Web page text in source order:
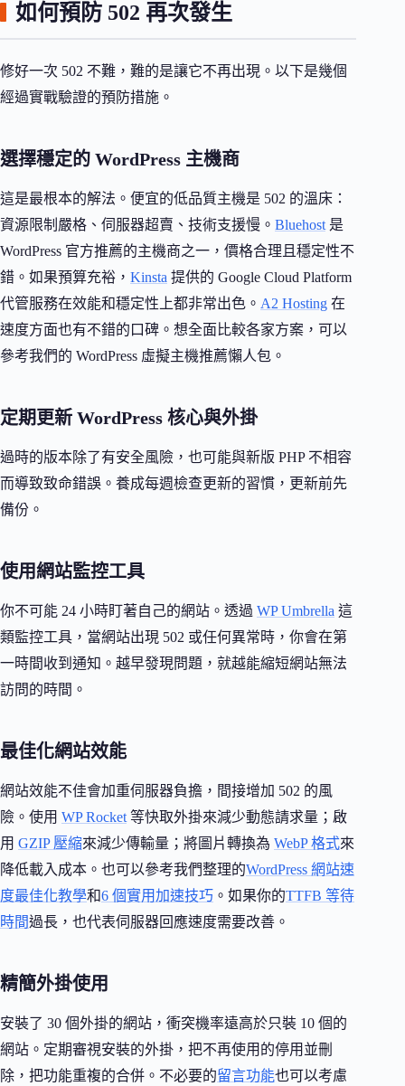
如何預防 502 再次發生
修好一次 502 不難，難的是讓它不再出現。以下是幾個
經過實戰驗證的預防措施。
選擇穩定的 WordPress 主機商
這是最根本的解法。便宜的低品質主機是 502 的溫床：
資源限制嚴格、伺服器超賣、技術支援慢。 Bluehost 是
WordPress 官方推薦的主機商之一，價格合理且穩定性不
錯。如果預算充裕， Kinsta 提供的 Google Cloud Platform
代管服務在效能和穩定性上都非常出色。 A2 Hosting 在
速度方面也有不錯的口碑。想全面比較各家方案，可以
參考我們的 WordPress 虛擬主機推薦懶人包。
定期更新 WordPress 核心與外掛
過時的版本除了有安全風險，也可能與新版 PHP 不相容
而導致致命錯誤。養成每週檢查更新的習慣，更新前先
備份。
使用網站監控工具
你不可能 24 小時盯著自己的網站。透過 WP Umbrella 這
類監控工具，當網站出現 502 或任何異常時，你會在第
一時間收到通知。越早發現問題，就越能縮短網站無法
訪問的時間。
最佳化網站效能
網站效能不佳會加重伺服器負擔，間接增加 502 的風
險。使用 WP Rocket 等快取外掛來減少動態請求量；啟
用 GZIP 壓縮來減少傳輸量；將圖片轉換為 WebP 格式來
降低載入成本。也可以參考我們整理的WordPress 網站速
度最佳化教學和6 個實用加速技巧 。如果你的TTFB 等待
時間過長，也代表伺服器回應速度需要改善。
精簡外掛使用
安裝了 30 個外掛的網站，衝突機率遠高於只裝 10 個的
網站。定期審視安裝的外掛，把不再使用的停用並刪
除，把功能重複的合併。不必要的留言功能也可以考慮